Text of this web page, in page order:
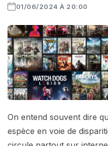
01/06/2024 À 20:00
On entend souvent dire
espèce en voie de